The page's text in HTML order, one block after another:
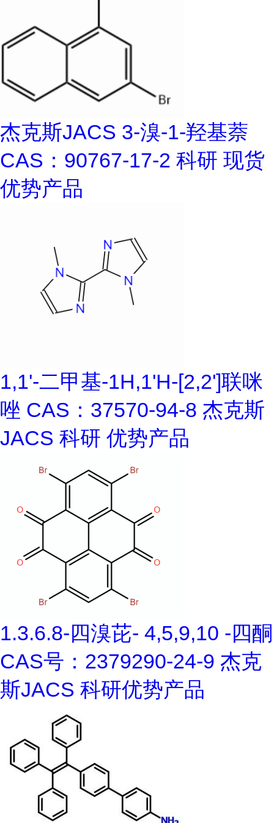
杰克斯JACS 3-溴-1-羟基萘
CAS：90767-17-2 科研 现货
优势产品
1,1'-二甲基-1H,1'H-[2,2']联咪
唑 CAS：37570-94-8 杰克斯
JACS 科研 优势产品
1.3.6.8-四溴芘- 4,5,9,10 -四酮
CAS号：2379290-24-9 杰克
斯JACS 科研优势产品